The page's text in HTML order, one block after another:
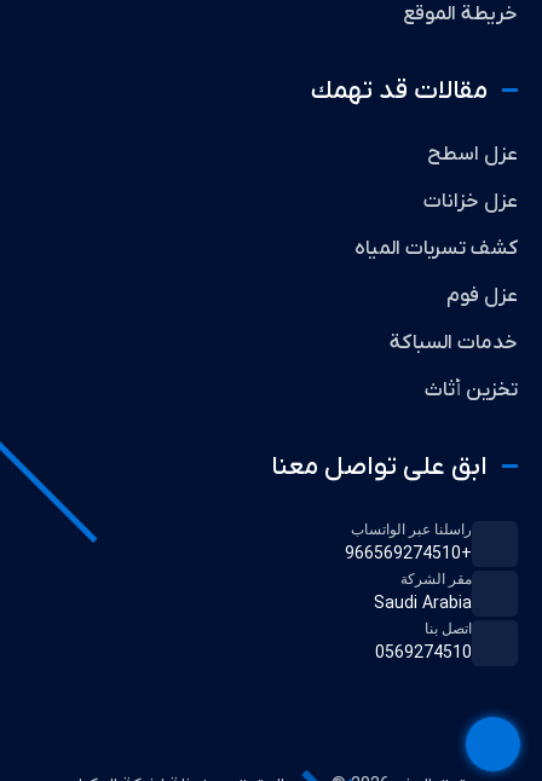
خريطة الموقع
مقالات قد تهمك
عزل اسطح
عزل خزانات
كشف تسربات المياه
عزل فوم
خدمات السباكة
تخزين أثاث
ابق على تواصل معنا
راسلنا عبر الواتساب
+966569274510
مقر الشركة
Saudi Arabia
اتصل بنا
0569274510